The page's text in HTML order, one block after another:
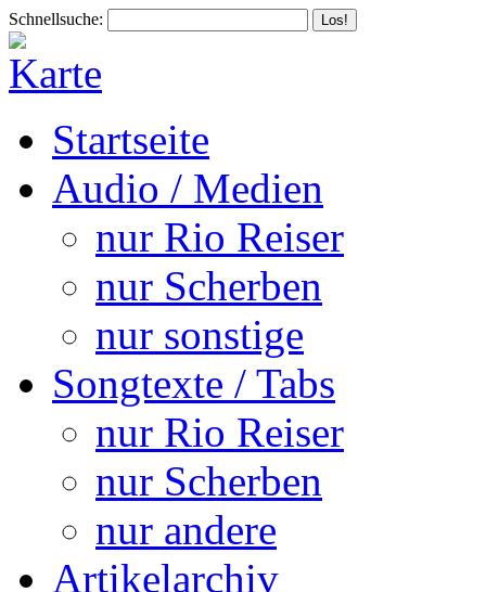
Schnellsuche:
Startseite
Audio / Medien
nur Rio Reiser
nur Scherben
nur sonstige
Songtexte / Tabs
nur Rio Reiser
nur Scherben
nur andere
Artikelarchiv